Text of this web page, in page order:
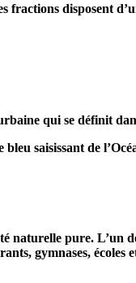
fractions disposent
qui se définit
saisissant de
naturelle pure.
gymnases, écoles